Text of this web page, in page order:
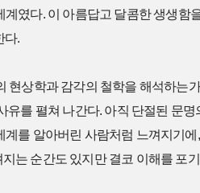
였다. 이 아름답고 달콤한 생생함
다.
현상학과 감각의 철학을 해석하는
유를 펼쳐 나간다. 아직 단절된 문
계를 알아버린 사람처럼 느껴지기
는 순간도 있지만 결코 이해를 포